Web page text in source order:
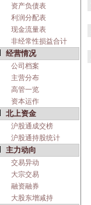
资产负债表
利润分配表
现金流量表
非经常性损益合计
经营情况
公司档案
主营分布
高管一览
资本运作
北上资金
沪股通成交榜
沪股通持股统计
主力动向
交易异动
大宗交易
融资融券
大股东增减持